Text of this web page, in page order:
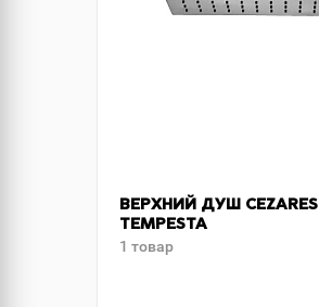
ВЕРХНИЙ ДУШ CEZARES
TEMPESTA
1 товар